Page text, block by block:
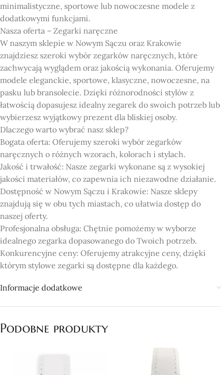
minimalistyczne, sportowe lub nowoczesne modele z
dodatkowymi funkcjami.
Nasza oferta – Zegarki naręczne
W naszym sklepie w Nowym Sączu oraz Krakowie
znajdziesz szeroki wybór zegarków naręcznych, które
zachwycają wyglądem oraz jakością wykonania. Oferujemy
modele eleganckie, sportowe, klasyczne, nowoczesne, na
pasku lub bransolecie. Dzięki różnorodności stylów z
łatwością dopasujesz idealny zegarek do swoich potrzeb lub
wybierzesz wyjątkowy prezent dla bliskiej osoby.
Dlaczego warto wybrać nasz sklep?
Bogata oferta: Oferujemy szeroki wybór zegarków
naręcznych o różnych wzorach, kolorach i stylach.
Jakość i trwałość: Nasze zegarki wykonane są z wysokiej
jakości materiałów, co zapewnia ich niezawodne działanie.
Dostępność w Nowym Sączu i Krakowie: Nasze sklepy
znajdują się w obu tych miastach, co ułatwia dostęp do
naszej oferty.
Profesjonalna obsługa: Chętnie pomożemy w wyborze
idealnego zegarka dopasowanego do Twoich potrzeb.
Konkurencyjne ceny: Oferujemy atrakcyjne ceny, dzięki
którym stylowe zegarki są dostępne dla każdego.
Informacje dodatkowe
Podobne produkty